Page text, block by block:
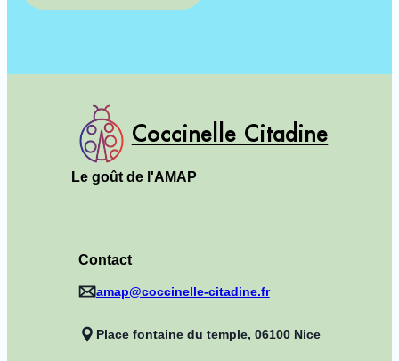
Coccinelle Citadine
Le goût de l'AMAP
Contact
amap@coccinelle-citadine.fr
Place fontaine du temple, 06100 Nice